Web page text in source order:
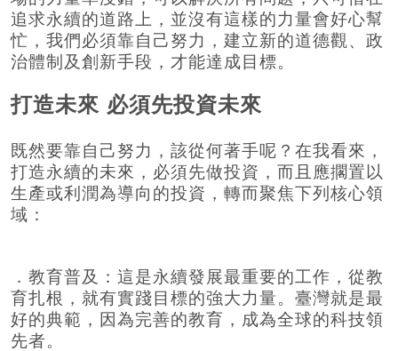
追求永續的道路上，並沒有這樣的力量會好心幫
忙，我們必須靠自己努力，建立新的道德觀、政
治體制及創新手段，才能達成目標。
打造未來 必須先投資未來
既然要靠自己努力，該從何著手呢？在我看來，
打造永續的未來，必須先做投資，而且應擱置以
生產或利潤為導向的投資，轉而聚焦下列核心領
域：
．教育普及：這是永續發展最重要的工作，從教
育扎根，就有實踐目標的強大力量。臺灣就是最
好的典範，因為完善的教育，成為全球的科技領
先者。